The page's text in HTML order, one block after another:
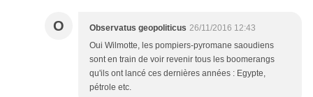
O Observatus geopoliticus 26/11/2016 12:43
Oui Wilmotte, les pompiers-pyromane saoudiens
sont en train de voir revenir tous les boomerangs
qu'ils ont lancé ces dernières années : Egypte,
pétrole etc.